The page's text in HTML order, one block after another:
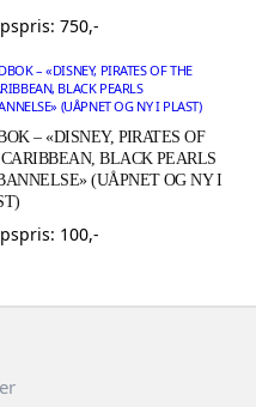
750,-
– «DISNEY, PIRATES OF
BLACK PEARLS
(UÅPNET OG NY I
100,-